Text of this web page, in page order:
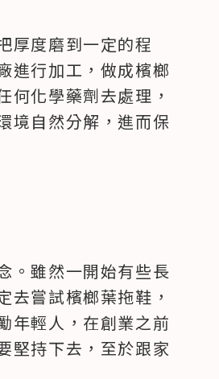
厚度磨到一定的程
進行加工，做成檳榔
何化學藥劑去處理，
境自然分解，進而保
。雖然一開始有些長
去嘗試檳榔葉拖鞋，
年輕人，在創業之前
堅持下去，至於跟家